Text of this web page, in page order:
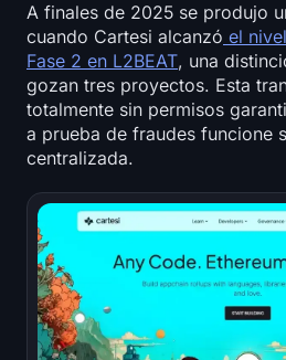
A finales de 2025 se produjo
cuando Cartesi alcanzó el
Fase 2 en L2BEAT, una
gozan tres proyectos. Esta
totalmente sin permisos
a prueba de fraudes funcione
centralizada.